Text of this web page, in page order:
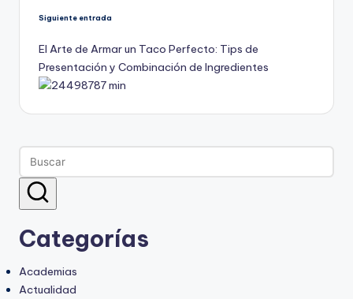
entradas
Siguiente entrada
El Arte de Armar un Taco Perfecto: Tips de
Presentación y Combinación de Ingredientes
Categorías
Academias
Actualidad